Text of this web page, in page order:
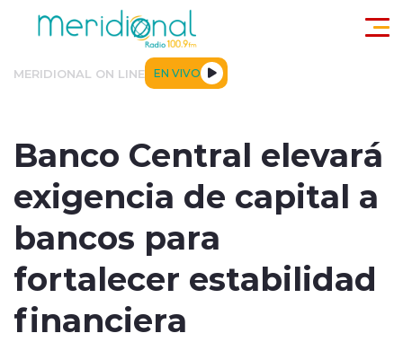
Click acá para ir directamente al contenido
MERIDIONAL ON LINE EN VIVO
Banco Central elevará
exigencia de capital a
bancos para
fortalecer estabilidad
financiera